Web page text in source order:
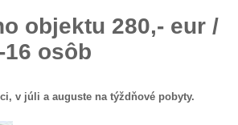
objektu 280,- eur /
osôb
v júli a auguste na týždňové pobyty.